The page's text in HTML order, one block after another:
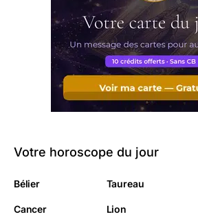
Votre horoscope du jour
Bélier Taureau
Cancer Lion